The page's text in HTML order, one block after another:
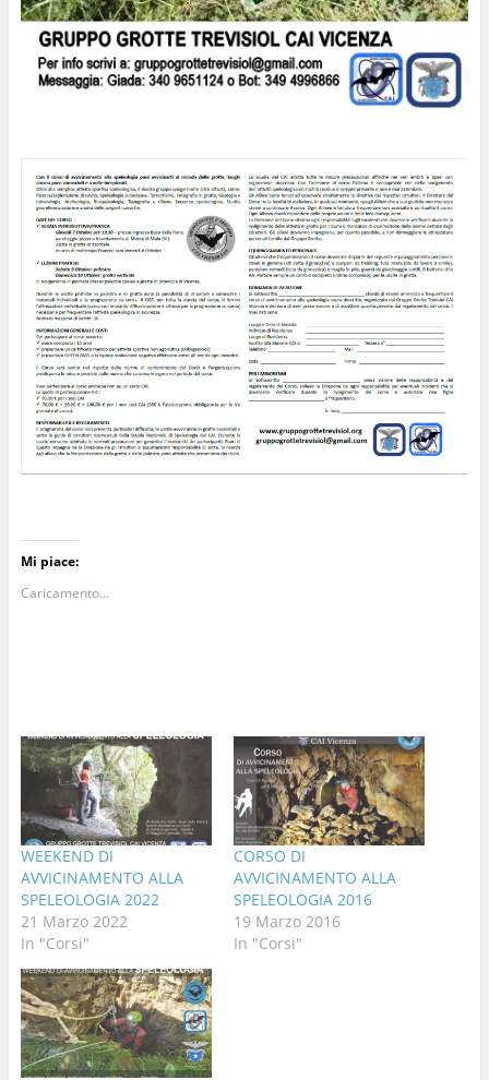
Mi piace:
Caricamento...
WEEKEND DI
AVVICINAMENTO ALLA
SPELEOLOGIA 2022
21 Marzo 2022
In "Corsi"
CORSO DI
AVVICINAMENTO ALLA
SPELEOLOGIA 2016
19 Marzo 2016
In "Corsi"